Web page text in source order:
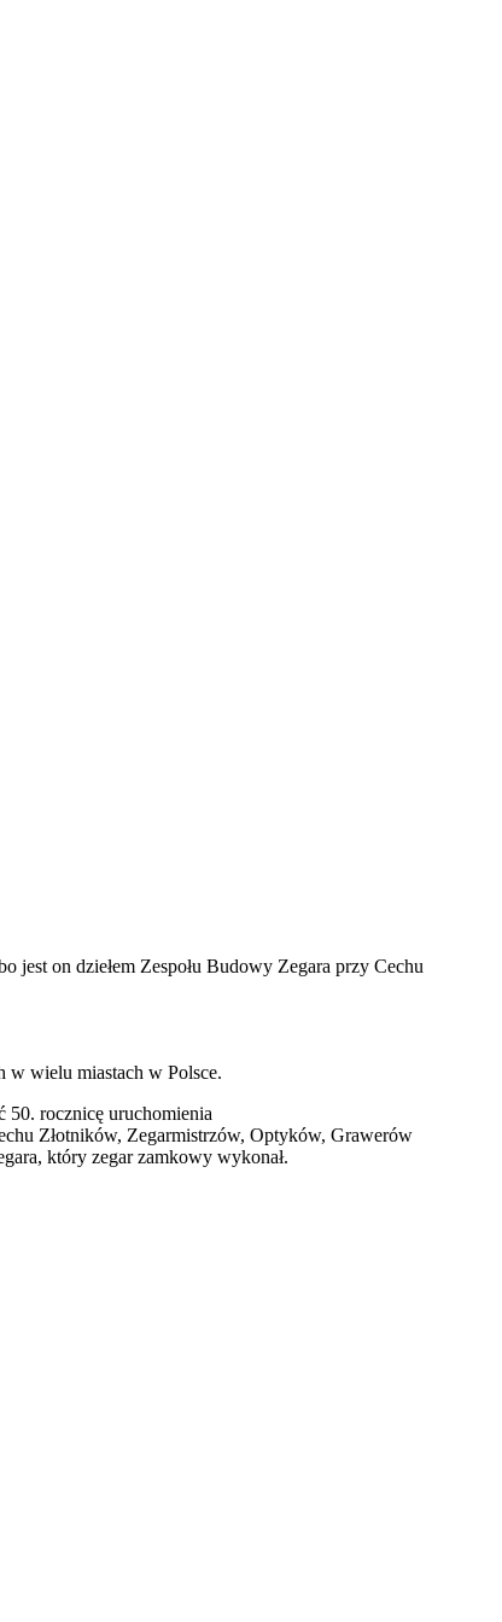
jest on dziełem Zespołu Budowy Zegara przy Cechu
w wielu miastach w Polsce.
50. rocznicę uruchomienia
Złotników, Zegarmistrzów, Optyków, Grawerów
który zegar zamkowy wykonał.